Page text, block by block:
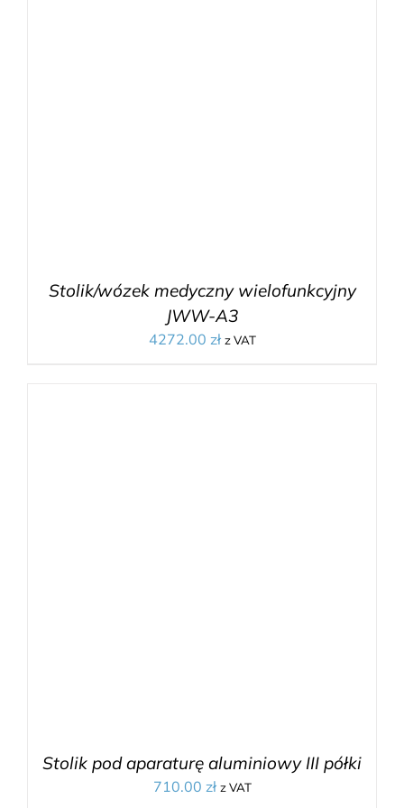
Stolik/wózek medyczny wielofunkcyjny
JWW-A3
4272.00 zł z VAT
Stolik pod aparaturę aluminiowy III półki
710.00 zł z VAT